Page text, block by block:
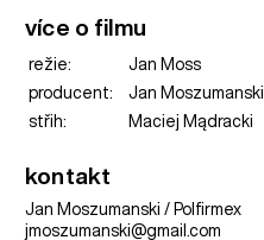
více o filmu
režie:
Jan Moss
producent:
Jan Moszumanski
střih:
Maciej Mądracki
kontakt
Jan Moszumanski / Polfirmex
jmoszumanski@gmail.com